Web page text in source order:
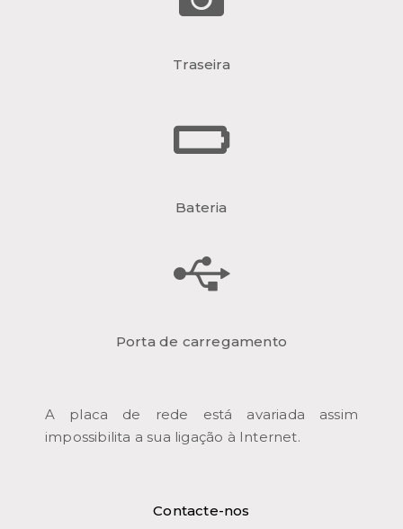
Traseira
Bateria
Porta de carregamento
A placa de rede está avariada assim
impossibilita a sua ligação à Internet.
Contacte-nos